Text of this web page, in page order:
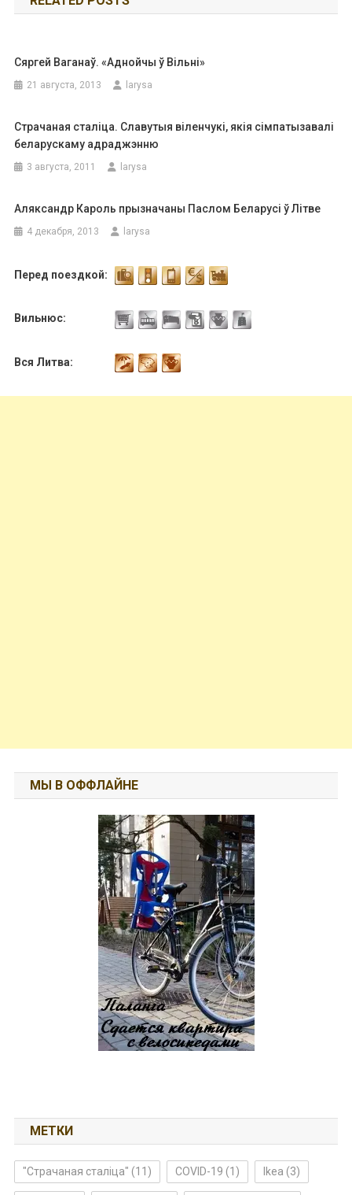
записям
Сяргей Ваганаў. «Аднойчы ў Вільні»
21 августа, 2013 larysa
Страчаная сталіца. Славутыя віленчукі, якія сімпатызавалі
беларускаму адраджэнню
3 августа, 2011 larysa
Аляксандр Кароль прызначаны Паслом Беларусі ў Літве
4 декабря, 2013 larysa
Перед поездкой:
Вильнюс:
Вся Литва:
МЫ В ОФФЛАЙНЕ
МЕТКИ
"Страчаная сталіца" (11) COVID-19 (1) Ikea (3)